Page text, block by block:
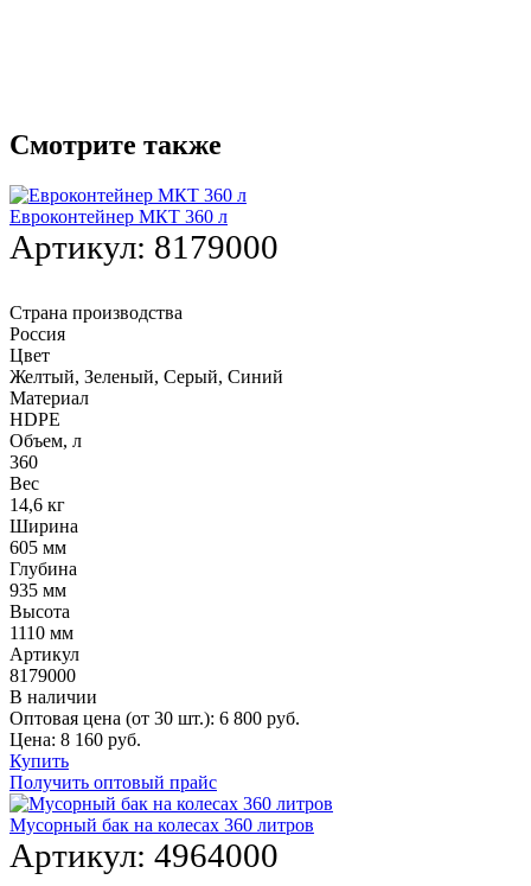
Смотрите также
Евроконтейнер МКТ 360 л
Артикул: 8179000
Страна производства
Россия
Цвет
Желтый, Зеленый, Серый, Синий
Материал
HDPE
Объем, л
360
Вес
14,6 кг
Ширина
605 мм
Глубина
935 мм
Высота
1110 мм
Артикул
8179000
В наличии
Оптовая цена (от 30 шт.): 6 800 руб.
Цена: 8 160 руб.
Купить
Получить оптовый прайс
Мусорный бак на колесах 360 литров
Артикул: 4964000